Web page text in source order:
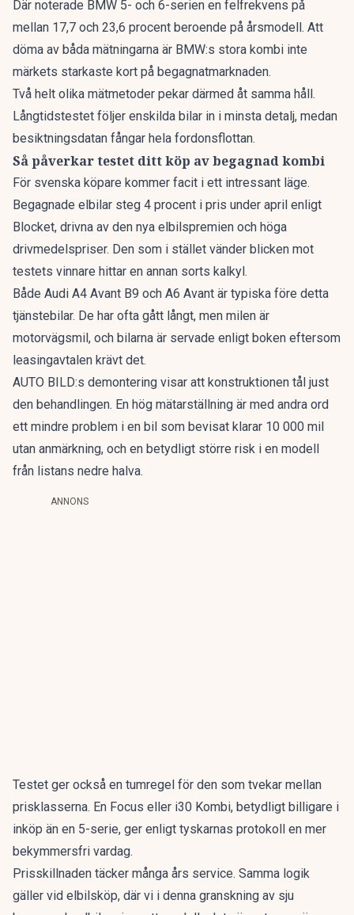
Där noterade BMW 5- och 6-serien en felfrekvens på
mellan 17,7 och 23,6 procent beroende på årsmodell. Att
döma av båda mätningarna är BMW:s stora kombi inte
märkets starkaste kort på begagnatmarknaden.
Två helt olika mätmetoder pekar därmed åt samma håll.
Långtidstestet följer enskilda bilar in i minsta detalj, medan
besiktningsdatan fångar hela fordonsflottan.
Så påverkar testet ditt köp av begagnad kombi
För svenska köpare kommer facit i ett intressant läge.
Begagnade elbilar steg 4 procent i pris under april enligt
Blocket, drivna av den nya elbilspremien och höga
drivmedelspriser. Den som i stället vänder blicken mot
testets vinnare hittar en annan sorts kalkyl.
Både Audi A4 Avant B9 och A6 Avant är typiska före detta
tjänstebilar. De har ofta gått långt, men milen är
motorvägsmil, och bilarna är servade enligt boken eftersom
leasingavtalen krävt det.
AUTO BILD:s demontering visar att konstruktionen tål just
den behandlingen. En hög mätarställning är med andra ord
ett mindre problem i en bil som bevisat klarar 10 000 mil
utan anmärkning, och en betydligt större risk i en modell
från listans nedre halva.
ANNONS
Testet ger också en tumregel för den som tvekar mellan
prisklasserna. En Focus eller i30 Kombi, betydligt billigare i
inköp än en 5-serie, ger enligt tyskarnas protokoll en mer
bekymmersfri vardag.
Prisskillnaden täcker många års service. Samma logik
gäller vid elbilsköp, där vi i denna granskning av sju